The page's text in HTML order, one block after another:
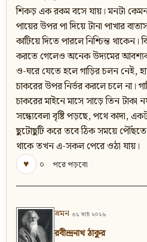
শিকড় এক রকম বসে যায়। মনটা
পায়ের উপর পা দিয়ে টানা পাখার
কাটিয়ে দিতে পারলে নিশ্চিন্ত
করতে গেলেও অনেক উদ্যমের
ও-ঘরে যেতে হলে গাড়ির চলন নেই,
চাকরের উপর নির্ভর করলে চলে না।
চাকরের মাইনে মাসে সাড়ে তিন টাকা
সন্ধ্যেবেলা বৃষ্টি পড়ছে, পথে কাদা,
ছুটোছুটি করে তবে ঠিক সময়ে
থাকে তখন এ-সকল পেরে ওঠা যায়।
♥
০ পরে পড়বো
ভ্রমন ৩১ মার্চ ২০২৬
রবীন্দ্রনাথ ঠাকুর